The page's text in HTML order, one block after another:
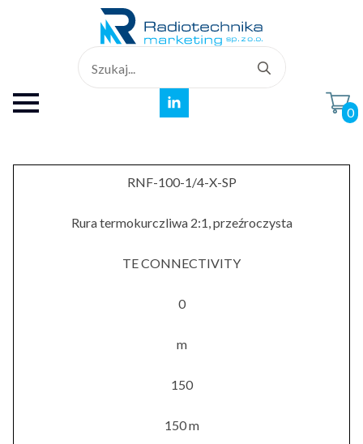
for:
0
RNF-100-1/4-X-SP
Rura termokurczliwa 2:1, przeźroczysta
TE CONNECTIVITY
0
m
150
150 m